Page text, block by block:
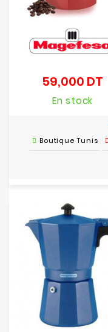
59,000 DT
En stock
Boutique Tunis